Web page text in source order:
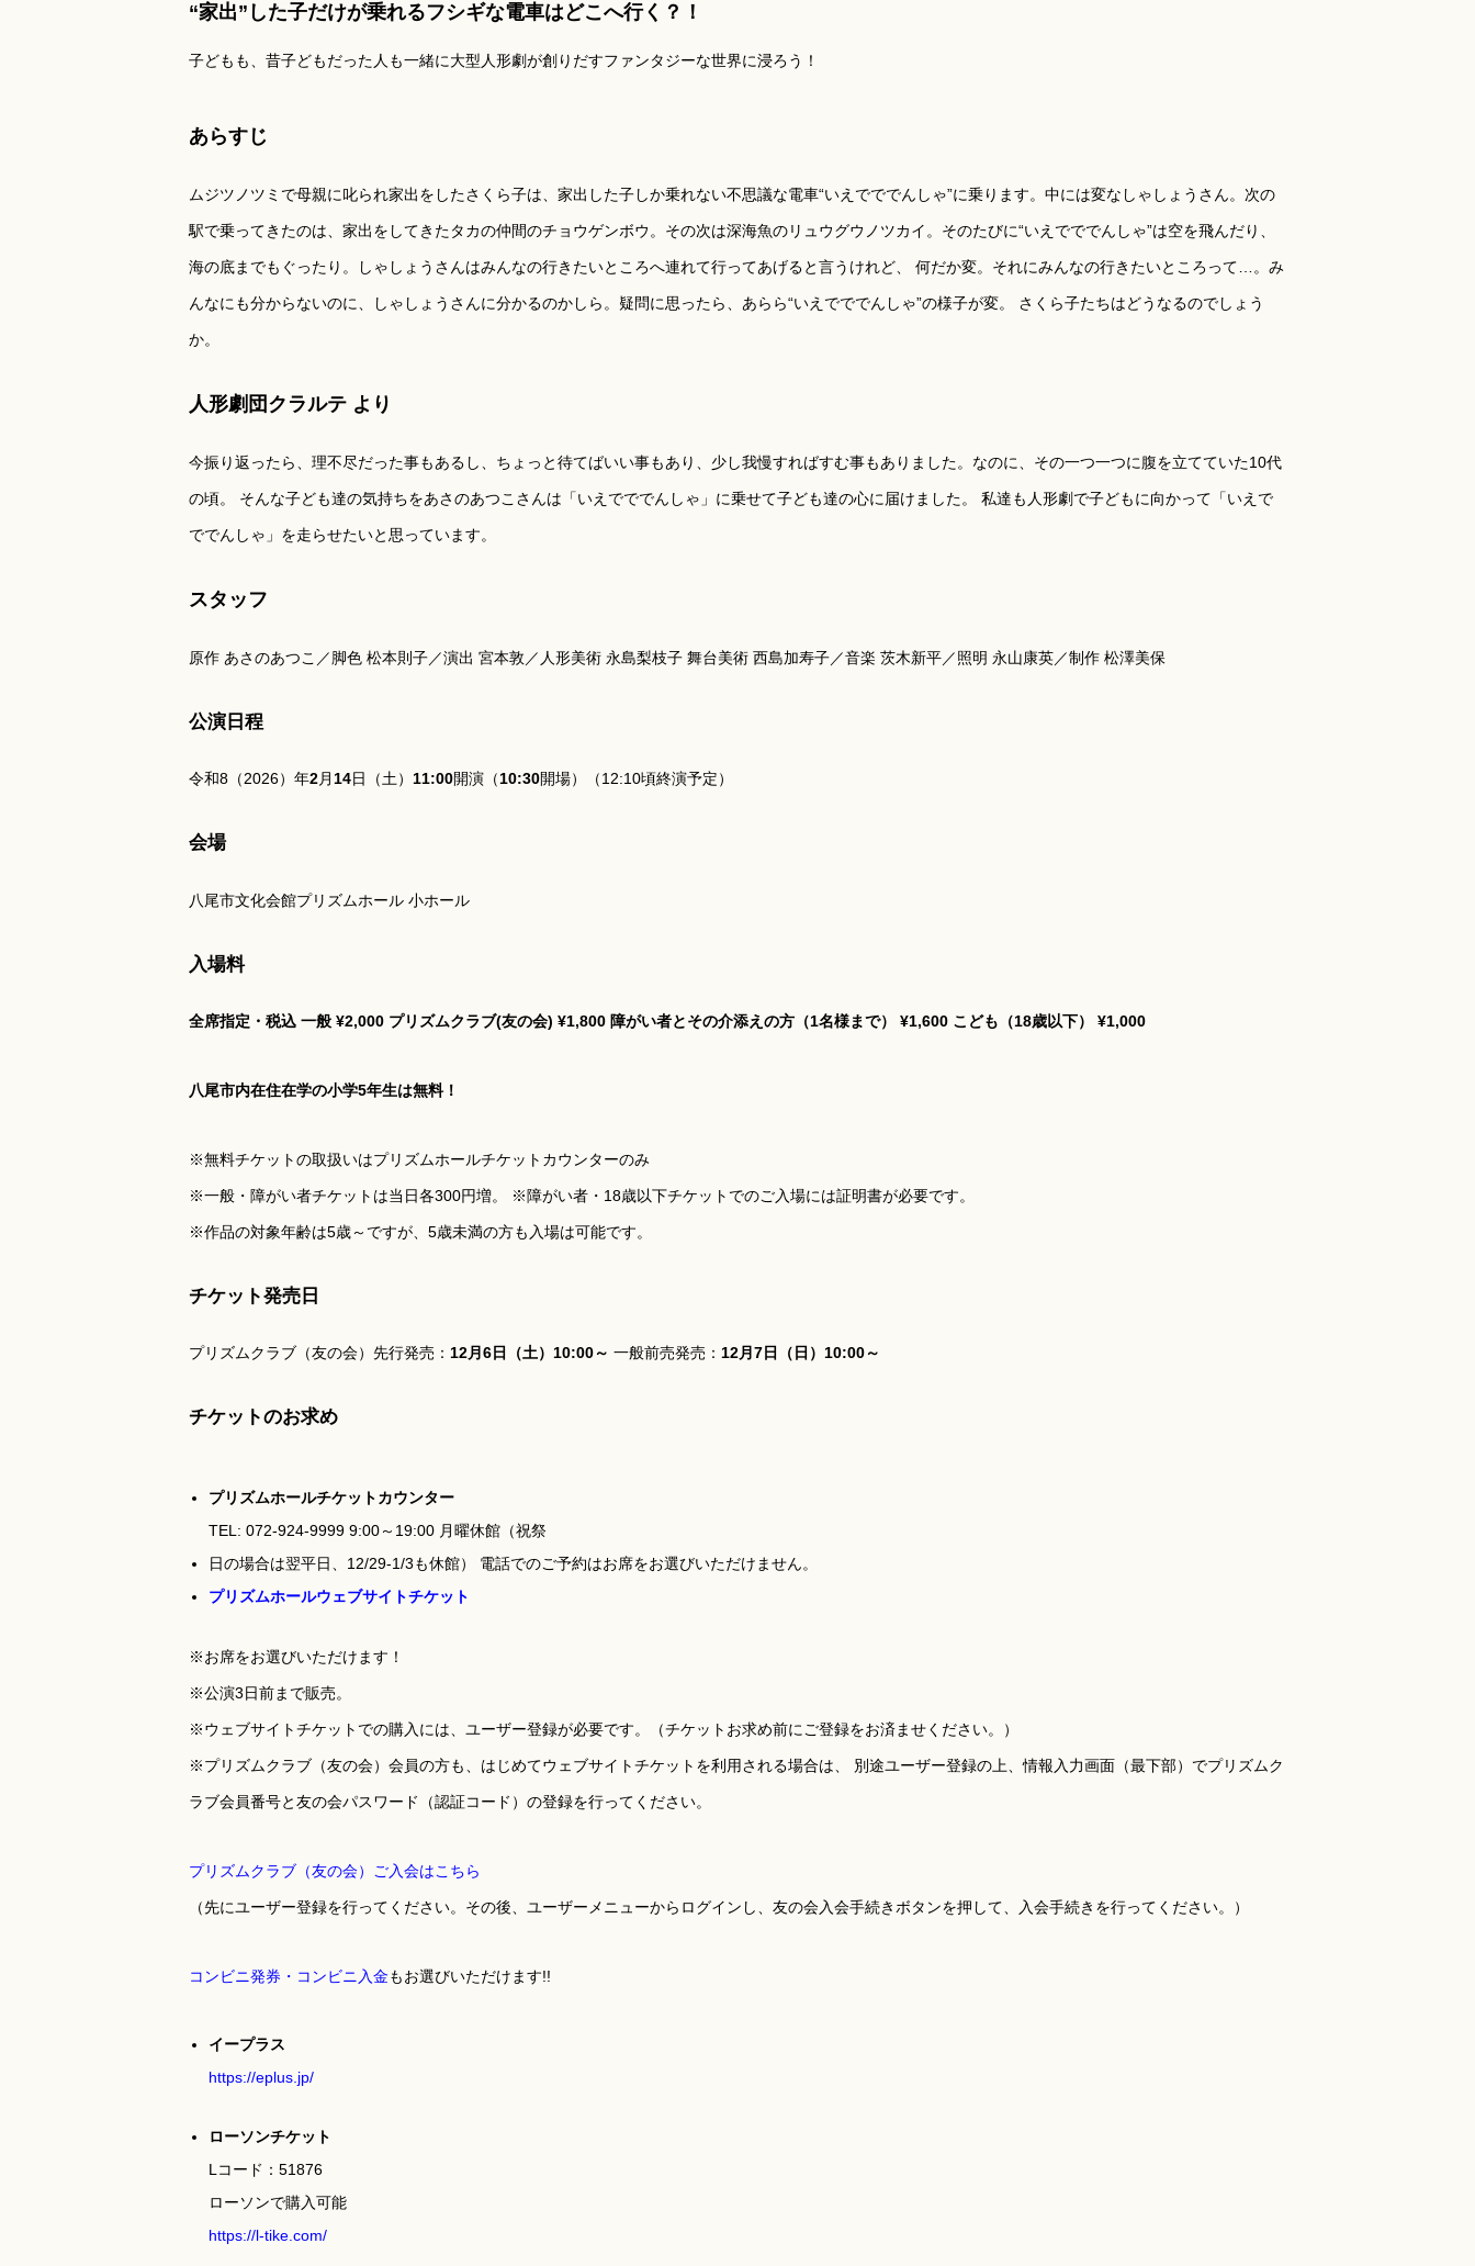
“家出”した子だけが乗れるフシギな電車はどこへ行く？！
子どもも、昔子どもだった人も一緒に大型人形劇が創りだすファンタジーな世界に浸ろう！
あらすじ
ムジツノツミで母親に叱られ家出をしたさくら子は、家出した子しか乗れない不思議な電車“いえでででんしゃ”に乗ります。中には変なしゃしょうさん。次の
駅で乗ってきたのは、家出をしてきたタカの仲間のチョウゲンボウ。その次は深海魚のリュウグウノツカイ。そのたびに“いえでででんしゃ”は空を飛んだり、
海の底までもぐったり。しゃしょうさんはみんなの行きたいところへ連れて行ってあげると言うけれど、 何だか変。それにみんなの行きたいところって…。み
んなにも分からないのに、しゃしょうさんに分かるのかしら。疑問に思ったら、あらら“いえでででんしゃ”の様子が変。 さくら子たちはどうなるのでしょう
か。
人形劇団クラルテ より
今振り返ったら、理不尽だった事もあるし、ちょっと待てばいい事もあり、少し我慢すればすむ事もありました。なのに、その一つ一つに腹を立てていた10代
の頃。 そんな子ども達の気持ちをあさのあつこさんは「いえでででんしゃ」に乗せて子ども達の心に届けました。 私達も人形劇で子どもに向かって「いえで
ででんしゃ」を走らせたいと思っています。
スタッフ
原作 あさのあつこ／脚色 松本則子／演出 宮本敦／人形美術 永島梨枝子 舞台美術 西島加寿子／音楽 茨木新平／照明 永山康英／制作 松澤美保
公演日程
令和8（2026）年2月14日（土） 11:00開演（10:30開場）（12:10頃終演予定）
会場
八尾市文化会館プリズムホール 小ホール
入場料
全席指定・税込 一般 ¥2,000 プリズムクラブ(友の会) ¥1,800 障がい者とその介添えの方（1名様まで） ¥1,600 こども（18歳以下） ¥1,000
八尾市内在住在学の小学5年生は無料！
※無料チケットの取扱いはプリズムホールチケットカウンターのみ
※一般・障がい者チケットは当日各300円増。 ※障がい者・18歳以下チケットでのご入場には証明書が必要です。
※作品の対象年齢は5歳～ですが、5歳未満の方も入場は可能です。
チケット発売日
プリズムクラブ（友の会）先行発売： 12月6日（土）10:00～ 一般前売発売： 12月7日（日）10:00～
チケットのお求め
プリズムホールチケットカウンター
TEL: 072-924-9999 9:00～19:00 月曜休館（祝祭
日の場合は翌平日、12/29-1/3も休館） 電話でのご予約はお席をお選びいただけません。
プリズムホールウェブサイトチケット
※お席をお選びいただけます！
※公演3日前まで販売。
※ウェブサイトチケットでの購入には、ユーザー登録が必要です。（チケットお求め前にご登録をお済ませください。）
※プリズムクラブ（友の会）会員の方も、はじめてウェブサイトチケットを利用される場合は、 別途ユーザー登録の上、情報入力画面（最下部）でプリズムク
ラブ会員番号と友の会パスワード（認証コード）の登録を行ってください。
プリズムクラブ（友の会）ご入会はこちら
（先にユーザー登録を行ってください。その後、ユーザーメニューからログインし、友の会入会手続きボタンを押して、入会手続きを行ってください。）
コンビニ発券・コンビニ入金もお選びいただけます!!
イープラス
https://eplus.jp/
ローソンチケット
Lコード：51876
ローソンで購入可能
https://l-tike.com/